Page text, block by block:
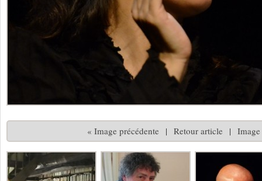
« Image précédente | Retour article |